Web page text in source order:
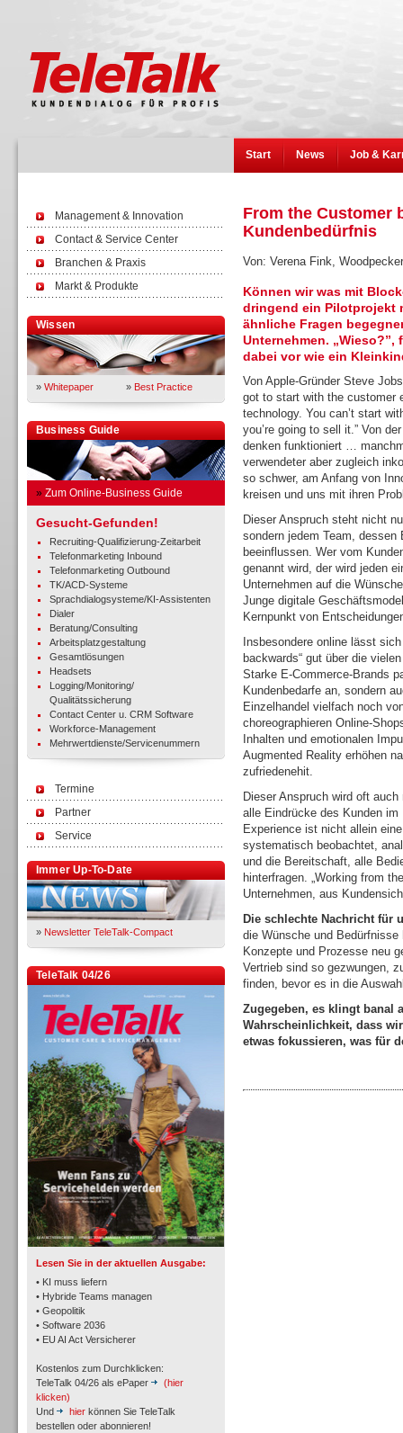
Start News Job &
Management & Innovation
Contact & Service Center
Branchen & Praxis
Markt & Produkte
Wissen
» Whitepaper » Best Practice
Business Guide
» Zum Online-Business Guide
Gesucht-Gefunden!
Recruiting-Qualifizierung-Zeitarbeit
Telefonmarketing Inbound
Telefonmarketing Outbound
TK/ACD-Systeme
Sprachdialogsysteme/KI-Assistenten
Dialer
Beratung/Consulting
Arbeitsplatzgestaltung
Gesamtlösungen
Headsets
Logging/Monitoring/
Qualitätssicherung
Contact Center u. CRM Software
Workforce-Management
Mehrwertdienste/Servicenummern
Termine
Partner
Service
Immer Up-To-Date
» Newsletter TeleTalk-Compact
TeleTalk 04/26
Lesen Sie in der aktuellen Ausgabe:
• KI muss liefern
• Hybride Teams managen
• Geopolitik
• Software 2036
• EU AI Act Versicherer
Kostenlos zum Durchklicken:
TeleTalk 04/26 als ePaper
(hier
klicken)
Und
hier können Sie TeleTalk
bestellen oder abonnieren!
TK- und ACD-Systeme
Workforce-Management
From the Customer
Kundenbedürfnis
Von: Verena Fink,
Können wir was mit
dringend ein Pilotprojekt
ähnliche Fragen
Unternehmen.
dabei vor wie ein
Von Apple-Gründer Steve
got to start with the customer
technology. You can’t start
you’re going to sell it.” Von
denken funktioniert …
verwendeter aber zugleich
so schwer, am Anfang von
kreisen und uns mit ihren
Dieser Anspruch steht nicht
sondern jedem Team, dessen
beeinflussen. Wer vom
genannt wird, der wird jeden
Unternehmen auf die
Junge digitale
Kernpunkt von
Insbesondere online lässt
backwards“ gut über die
Starke E-Commerce-Brands
Kundenbedarfe an, sondern
Einzelhandel vielfach noch
choreographieren Online-
Inhalten und emotionalen
Augmented Reality erhöhen
zufriedenehit.
Dieser Anspruch wird oft
alle Eindrücke des Kunden
Experience ist nicht allein
systematisch beobachtet,
und die Bereitschaft, alle
hinterfragen. „Working from
Unternehmen, aus
Die schlechte Nachricht für
die Wünsche und
Konzepte und Prozesse neu
Vertrieb sind so gezwungen,
finden, bevor es in die
Zugegeben, es klingt banal
Wahrscheinlichkeit, dass
etwas fokussieren, was für